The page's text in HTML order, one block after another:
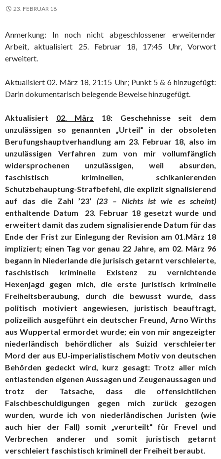
23. FEBRUAR 18
Anmerkung: In noch nicht abgeschlossener erweiternder
Arbeit, aktualisiert 25. Februar 18, 17:45 Uhr, Vorwort
erweitert.
Aktualisiert 02. März 18, 21:15 Uhr; Punkt 5 & 6 hinzugefügt:
Darin dokumentarisch belegende Beweise hinzugefügt.
Aktualisiert 02. März 18: Geschehnisse seit dem
unzulässigen so genannten „Urteil“ in der obsoleten
Berufungshauptverhandlung am 23. Februar 18, also im
unzulässigen Verfahren zum von mir vollumfänglich
widersprochenen unzulässigen, weil absurden,
faschistisch kriminellen, schikanierenden
Schutzbehauptung-Strafbefehl, die explizit signalisierend
auf das die Zahl ’23‘ (23 – Nichts ist wie es scheint)
enthaltende Datum 23. Februar 18 gesetzt wurde und
erweitert damit das zudem signalisierende Datum für das
Ende der Frist zur Einlegung der Revision am 01.März 18
impliziert; einen Tag vor genau 22 Jahre, am 02. März 96
begann in Niederlande die jurisisch getarnt verschleierte,
faschistisch kriminelle Existenz zu vernichtende
Hexenjagd gegen mich, die erste juristisch kriminelle
Freiheitsberaubung, durch die bewusst wurde, dass
politisch motiviert angewiesen, juristisch beauftragt,
polizeilich ausgeführt ein deutscher Freund, Arno Wirths
aus Wuppertal ermordet wurde; ein von mir angezeigter
niederländisch behördlicher als Suizid verschleierter
Mord der aus EU-imperialistischem Motiv von deutschen
Behörden gedeckt wird, kurz gesagt: Trotz aller mich
entlastenden eigenen Aussagen und Zeugenaussagen und
trotz der Tatsache, dass die offensichtlichen
Falschbeschuldigungen gegen mich zurück gezogen
wurden, wurde ich von niederländischen Juristen (wie
auch hier der Fall) somit „verurteilt“ für Frevel und
Verbrechen anderer und somit juristisch getarnt
verschleiert faschistisch kriminell der Freiheit beraubt.